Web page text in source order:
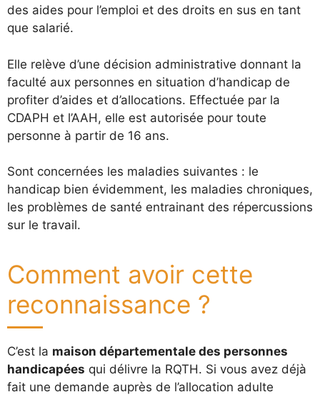
des aides pour l’emploi et des droits en sus en tant
que salarié.
Elle relève d’une décision administrative donnant la
faculté aux personnes en situation d’handicap de
profiter d’aides et d’allocations. Effectuée par la
CDAPH et l’AAH, elle est autorisée pour toute
personne à partir de 16 ans.
Sont concernées les maladies suivantes : le
handicap bien évidemment, les maladies chroniques,
les problèmes de santé entrainant des répercussions
sur le travail.
Comment avoir cette
reconnaissance ?
C’est la maison départementale des personnes
handicapées qui délivre la RQTH. Si vous avez déjà
fait une demande auprès de l’allocation adulte